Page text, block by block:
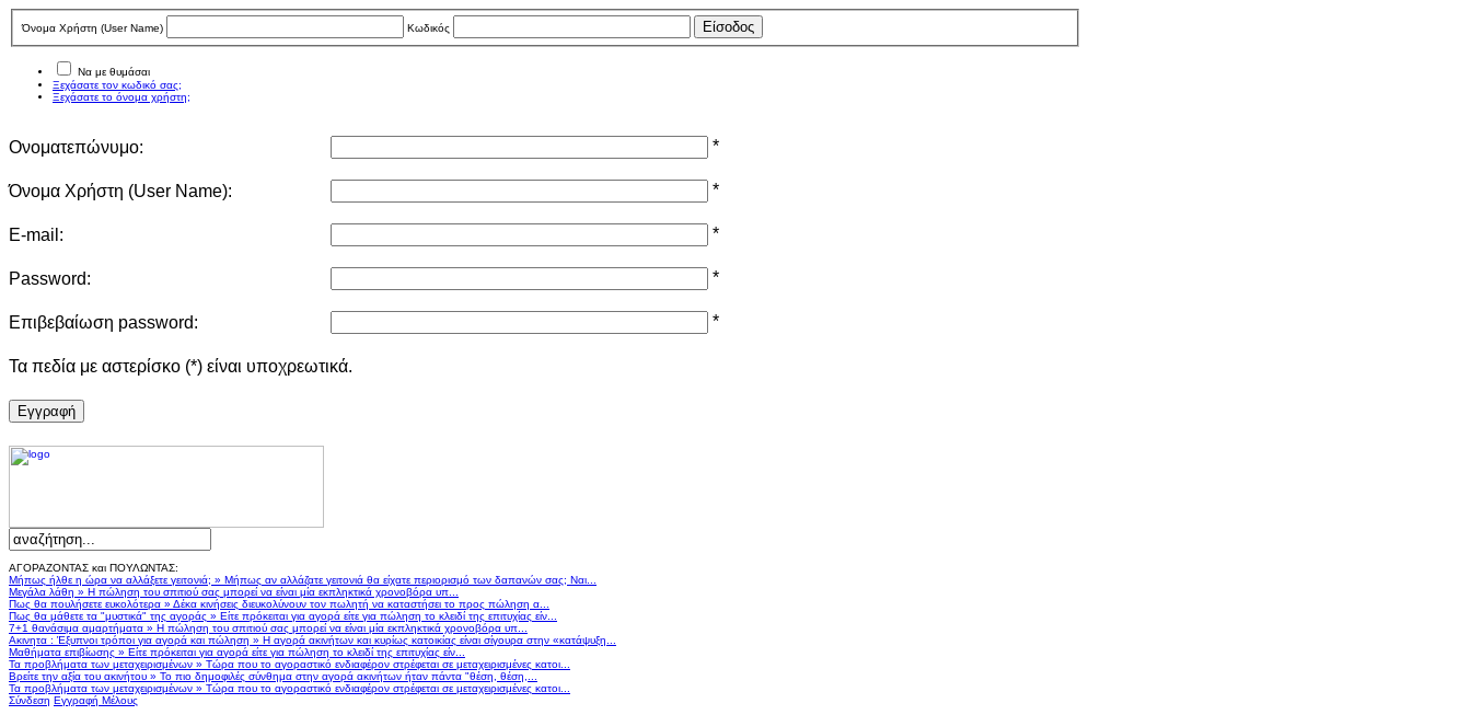
Όνομα Χρήστη (User Νame) Κωδικός
Να με θυμάσαι
Ξεχάσατε τον κωδικό σας;
Ξεχάσατε το όνομα χρήστη;
Ονοματεπώνυμο: *
Όνομα Χρήστη (User Νame): *
E-mail: *
Password: *
Επιβεβαίωση password: *
Τα πεδία με αστερίσκο (*) είναι υποχρεωτικά.
Eγγραφή
ΑΓΟΡΑΖΟΝΤΑΣ και ΠΟΥΛΩΝΤΑΣ:
Μήπως ήλθε η ώρα να αλλάξετε γειτονιά; » Μήπως αν αλλάζατε γειτονιά θα είχατε περιορισμό των δαπανών σας; Ναι...
Μεγάλα λάθη » Η πώληση του σπιτιού σας μπορεί να είναι μία εκπληκτικά χρονοβόρα υπ...
Πως θα πουλήσετε ευκολότερα » Δέκα κινήσεις διευκολύνουν τον πωλητή να καταστήσει το προς πώληση α...
Πως θα μάθετε τα "μυστικά" της αγοράς » Είτε πρόκειται για αγορά είτε για πώληση το κλειδί της επιτυχίας είν...
7+1 θανάσιμα αμαρτήματα » Η πώληση του σπιτιού σας μπορεί να είναι μία εκπληκτικά χρονοβόρα υπ...
Ακινητα : Έξυπνοι τρόποι για αγορά και πώληση » Η αγορά ακινήτων και κυρίως κατοικίας είναι σίγουρα στην «κατάψυξη...
Μαθήματα επιβίωσης » Είτε πρόκειται για αγορά είτε για πώληση το κλειδί της επιτυχίας είν...
Τα προβλήματα των μεταχειρισμένων » Τώρα που το αγοραστικό ενδιαφέρον στρέφεται σε μεταχειρισμένες κατοι...
Βρείτε την αξία του ακινήτου » Το πιο δημοφιλές σύνθημα στην αγορά ακινήτων ήταν πάντα "θέση, θέση,...
Τα προβλήματα των μεταχειρισμένων » Τώρα που το αγοραστικό ενδιαφέρον στρέφεται σε μεταχειρισμένες κατοι...
Σύνδεση Εγγραφή Μέλους